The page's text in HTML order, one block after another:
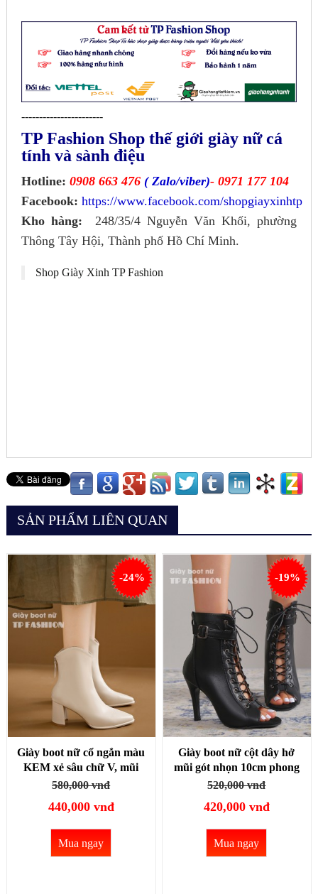
-----------------------
TP Fashion Shop thế giới giày nữ cá
tính và sành điệu
Hotline: 0908 663 476 ( Zalo/viber)- 0971 177 104
Facebook: https://www.facebook.com/shopgiayxinhtp
Kho hàng: 248/35/4 Nguyễn Văn Khối, phường
Thông Tây Hội, Thành phố Hồ Chí Minh.
Shop Giày Xinh TP Fashion
SẢN PHẨM LIÊN QUAN
Giày boot nữ cổ ngắn màu
KEM xẻ sâu chữ V, mũi
nhọn, gót vuông 7.5cm
GBN37B
580,000 vnđ
440,000 vnđ
Mua ngay
-24%
Giày boot nữ cột dây hở
mũi gót nhọn 10cm phong
cách HIỆN ĐẠI SEXY
520,000 vnđ
420,000 vnđ
Mua ngay
-19%